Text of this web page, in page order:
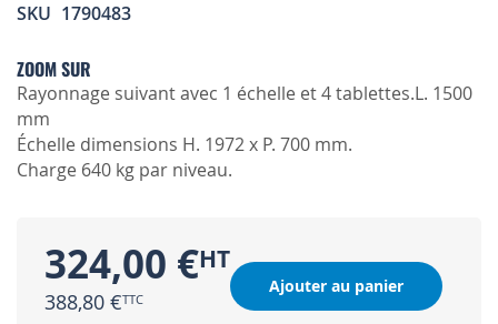
images
SKU 1790483
ZOOM SUR
Rayonnage suivant avec 1 échelle et 4 tablettes.L. 1500
mm
Échelle dimensions H. 1972 x P. 700 mm.
Charge 640 kg par niveau.
324,00 €
388,80 €
Ajouter au panier